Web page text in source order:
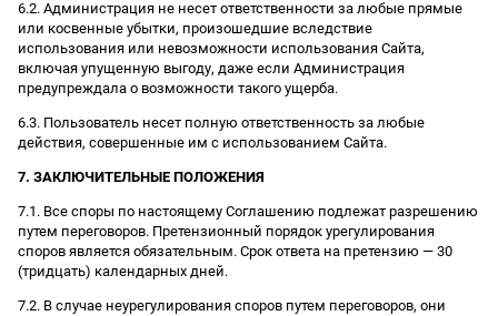
6.2. Администрация не несет ответственности за любые прямые
или косвенные убытки, произошедшие вследствие
использования или невозможности использования Сайта,
включая упущенную выгоду, даже если Администрация
предупреждала о возможности такого ущерба.
6.3. Пользователь несет полную ответственность за любые
действия, совершенные им с использованием Сайта.
7. ЗАКЛЮЧИТЕЛЬНЫЕ ПОЛОЖЕНИЯ
7.1. Все споры по настоящему Соглашению подлежат разрешению
путем переговоров. Претензионный порядок урегулирования
споров является обязательным. Срок ответа на претензию — 30
(тридцать) календарных дней.
7.2. В случае неурегулирования споров путем переговоров, они